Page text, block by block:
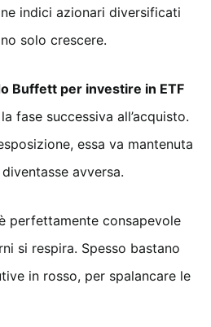
indici azionari diversificati
solo crescere.
Buffett per investire in ETF
fase successiva all’acquisto.
essa va mantenuta
avversa.
perfettamente consapevole
si respira. Spesso bastano
in rosso, per spalancare le